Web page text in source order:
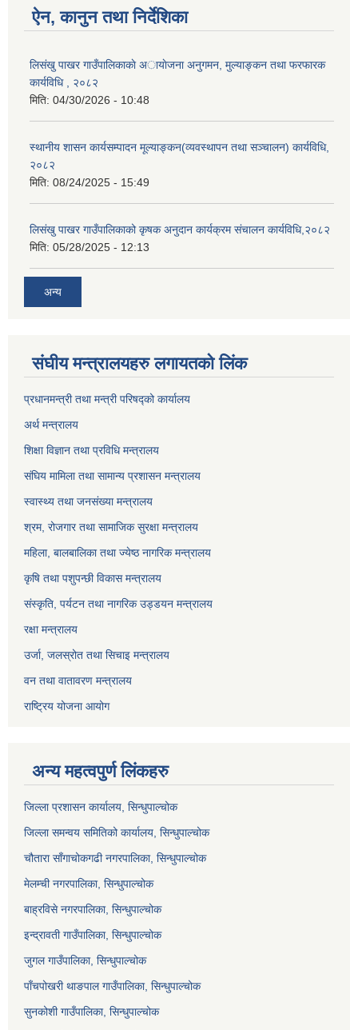
ऐन, कानुन तथा निर्देशिका
लिसंखु पाखर गाउँपालिकाकाे अायाेजना अनुगमन, मुल्याङ्कन तथा फरफारक
कार्यविधि , २०८२
मिति: 04/30/2026 - 10:48
स्थानीय शासन कार्यसम्पादन मूल्याङ्कन(व्यवस्थापन तथा सञ्चालन) कार्यविधि,
२०८२
मिति: 08/24/2025 - 15:49
लिसंखु पाखर गाउँपालिकाको कृषक अनुदान कार्यक्रम संचालन कार्यविधि,२०८२
मिति: 05/28/2025 - 12:13
अन्य
संघीय मन्त्रालयहरु लगायतको लिंक
प्रधानमन्त्री तथा मन्त्री परिषद्को कार्यालय
अर्थ मन्त्रालय
शिक्षा विज्ञान तथा प्रविधि मन्त्रालय
संघिय मामिला तथा सामान्य प्रशासन मन्त्रालय
स्वास्थ्य तथा जनसंख्या मन्त्रालय
श्रम, रोजगार तथा सामाजिक सुरक्षा मन्त्रालय
महिला, बालबालिका तथा ज्येष्ठ नागरिक मन्त्रालय
कृषि तथा पशुपन्छी विकास मन्त्रालय
संस्कृति, पर्यटन तथा नागरिक उड्डयन मन्त्रालय
रक्षा मन्त्रालय
उर्जा, जलस्रोत तथा सिचाइ मन्त्रालय
वन तथा वातावरण मन्त्रालय
राष्ट्रिय योजना आयोग
अन्य महत्वपुर्ण लिंकहरु
जिल्ला प्रशासन कार्यालय, सिन्धुपाल्चोक
जिल्ला समन्वय समितिको कार्यालय, सिन्धुपाल्चोक
चौतारा साँगाचोकगढी नगरपालिका, सिन्धुपाल्चोक
मेलम्ची नगरपालिका, सिन्धुपाल्चोक
बाह्रविसे नगरपालिका, सिन्धुपाल्चोक
इन्द्रावती गाउँपालिका, सिन्धुपाल्चोक
जुगल गाउँपालिका, सिन्धुपाल्चोक
पाँचपोखरी थाङपाल गाउँपालिका, सिन्धुपाल्चोक
सुनकोशी गाउँपालिका, सिन्धुपाल्चोक